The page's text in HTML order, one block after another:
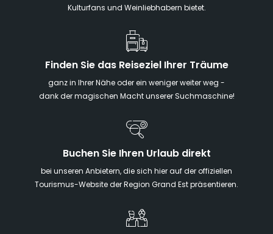
Kulturfans und Weinliebhabern bietet.
Finden Sie das Reiseziel Ihrer Träume
ganz in Ihrer Nähe oder ein weniger weiter weg -
dank der magischen Macht unserer Suchmaschine!
Buchen Sie Ihren Urlaub direkt
bei unseren Anbietern, die sich hier auf der offiziellen
Tourismus-Website der Region Grand Est präsentieren.